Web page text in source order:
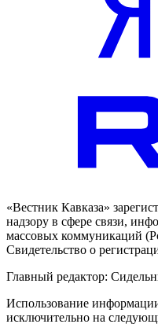
«Вестник Кавказа»
надзору в сфере связи,
массовых коммуникаций
Свидетельство о
Главный редактор:
Использование
исключительно на